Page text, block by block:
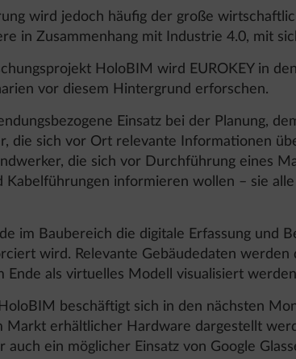
wird jedoch häufig der große
in Zusammenhang mit Industrie 4.0, mit
HoloBIM wird EUROKEY in
vor diesem Hintergrund erforschen.
Einsatz bei der Planung,
die sich vor Ort relevante Informationen
die sich vor Durchführung eines
Kabelführungen informieren wollen – sie
im Baubereich die digitale Erfassung und
wird. Relevante Gebäudedaten
Ende als virtuelles Modell visualisiert
beschäftigt sich in den nächsten
Markt erhältlicher Hardware dargestellt
auch ein möglicher Einsatz von Google